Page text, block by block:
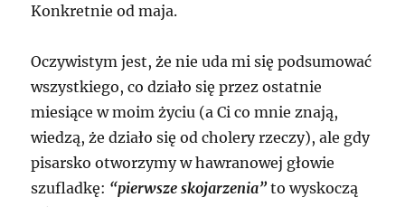
Konkretnie od maja.
Oczywistym jest, że nie uda mi się podsumować
wszystkiego, co działo się przez ostatnie
miesiące w moim życiu (a Ci co mnie znają,
wiedzą, że działo się od cholery rzeczy), ale gdy
pisarsko otworzymy w hawranowej głowie
szufladkę: “pierwsze skojarzenia” to wyskoczą